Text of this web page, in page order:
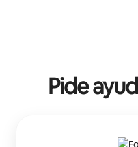
Pide